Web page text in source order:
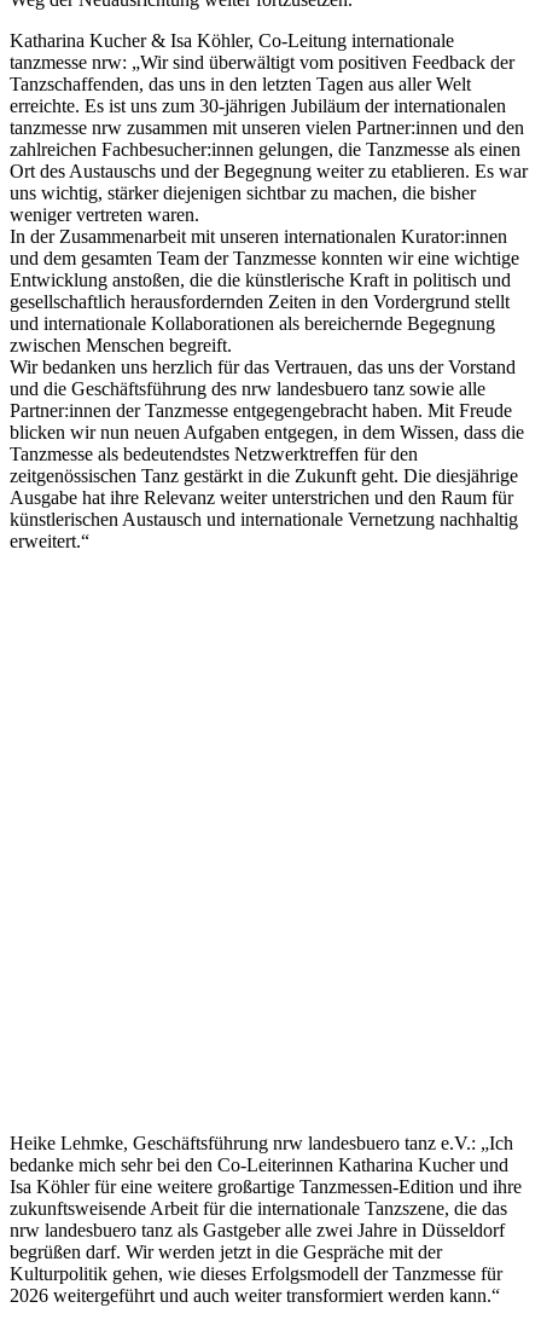
Katharina Kucher & Isa Köhler, Co-Leitung internationale
tanzmesse nrw: „Wir sind überwältigt vom positiven Feedback der
Tanzschaffenden, das uns in den letzten Tagen aus aller Welt
erreichte. Es ist uns zum 30-jährigen Jubiläum der internationalen
tanzmesse nrw zusammen mit unseren vielen Partner:innen und den
zahlreichen Fachbesucher:innen gelungen, die Tanzmesse als einen
Ort des Austauschs und der Begegnung weiter zu etablieren. Es war
uns wichtig, stärker diejenigen sichtbar zu machen, die bisher
weniger vertreten waren.
In der Zusammenarbeit mit unseren internationalen Kurator:innen
und dem gesamten Team der Tanzmesse konnten wir eine wichtige
Entwicklung anstoßen, die die künstlerische Kraft in politisch und
gesellschaftlich herausfordernden Zeiten in den Vordergrund stellt
und internationale Kollaborationen als bereichernde Begegnung
zwischen Menschen begreift.
Wir bedanken uns herzlich für das Vertrauen, das uns der Vorstand
und die Geschäftsführung des nrw landesbuero tanz sowie alle
Partner:innen der Tanzmesse entgegengebracht haben. Mit Freude
blicken wir nun neuen Aufgaben entgegen, in dem Wissen, dass die
Tanzmesse als bedeutendstes Netzwerktreffen für den
zeitgenössischen Tanz gestärkt in die Zukunft geht. Die diesjährige
Ausgabe hat ihre Relevanz weiter unterstrichen und den Raum für
künstlerischen Austausch und internationale Vernetzung nachhaltig
erweitert.“
Heike Lehmke, Geschäftsführung nrw landesbuero tanz e.V.: „Ich
bedanke mich sehr bei den Co-Leiterinnen Katharina Kucher und
Isa Köhler für eine weitere großartige Tanzmessen-Edition und ihre
zukunftsweisende Arbeit für die internationale Tanzszene, die das
nrw landesbuero tanz als Gastgeber alle zwei Jahre in Düsseldorf
begrüßen darf. Wir werden jetzt in die Gespräche mit der
Kulturpolitik gehen, wie dieses Erfolgsmodell der Tanzmesse für
2026 weitergeführt und auch weiter transformiert werden kann.“